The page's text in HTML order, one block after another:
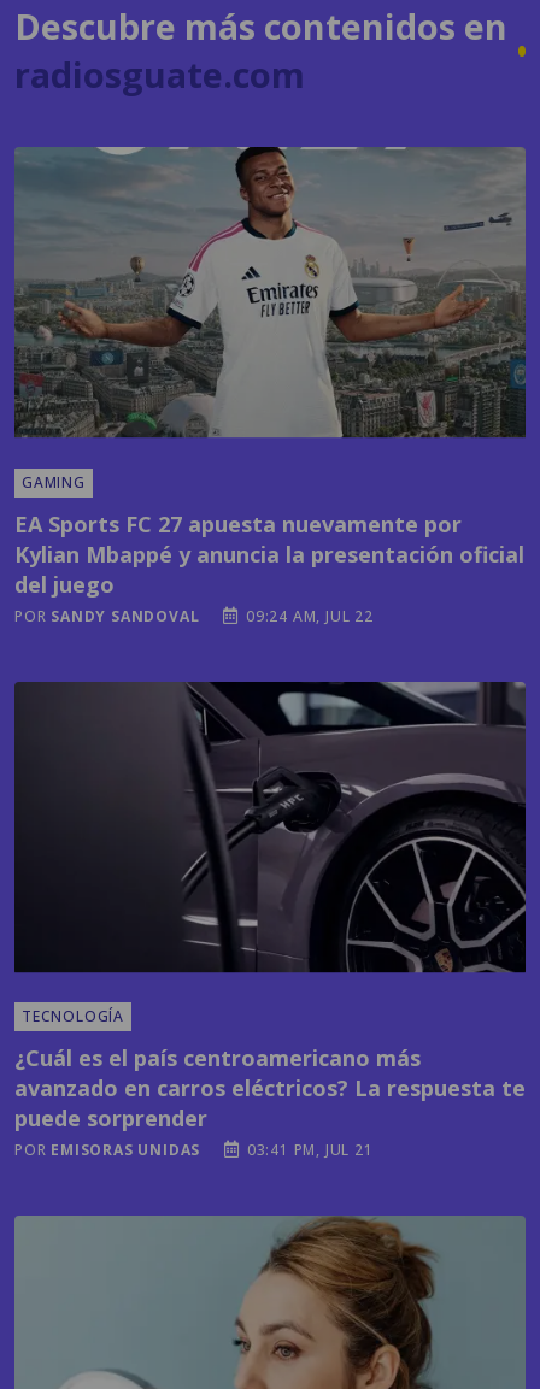
Descubre más contenidos en
radiosguate.com
GAMING
EA Sports FC 27 apuesta nuevamente por
Kylian Mbappé y anuncia la presentación oficial
del juego
POR SANDY SANDOVAL 09:24 AM, JUL 22
TECNOLOGÍA
¿Cuál es el país centroamericano más
avanzado en carros eléctricos? La respuesta te
puede sorprender
POR EMISORAS UNIDAS 03:41 PM, JUL 21